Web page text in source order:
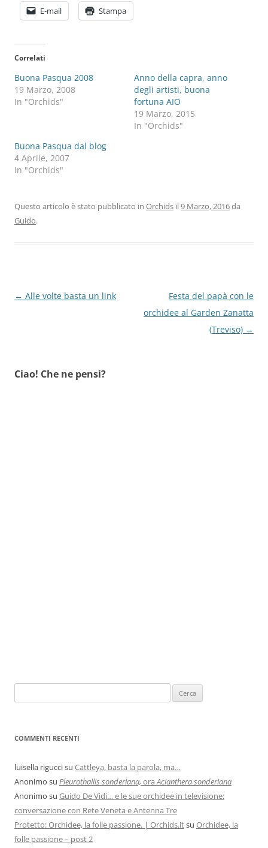
E-mail Stampa
Correlati
Buona Pasqua 2008
19 Marzo, 2008
In "Orchids"
Anno della capra, anno
degli artisti, buona
fortuna AIO
19 Marzo, 2015
In "Orchids"
Buona Pasqua dal blog
4 Aprile, 2007
In "Orchids"
Questo articolo è stato pubblicato in Orchids il9 Marzo, 2016da
Guido.
Navigazione
← Alle volte basta un link
Festa del papà con le
orchidee al Garden Zanatta
(Treviso) →
Ciao! Che ne pensi?
COMMENTI RECENTI
luisella riguccisu Cattleya, basta la parola, ma…
Anonimo su Pleurothallis sonderiana, ora Acianthera sonderiana
Anonimo su Guido De Vidi… e le sue orchidee in televisione:
conversazione con Rete Veneta e Antenna Tre
Protetto: Orchidee, la folle passione. | Orchids.itsu Orchidee, la
folle passione – post 2